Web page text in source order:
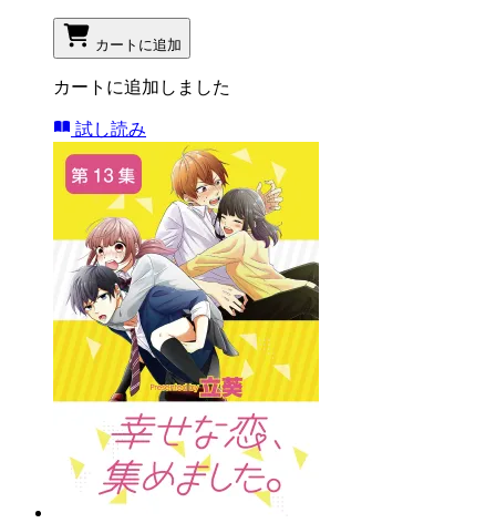
カートに追加
カートに追加しました
試し読み